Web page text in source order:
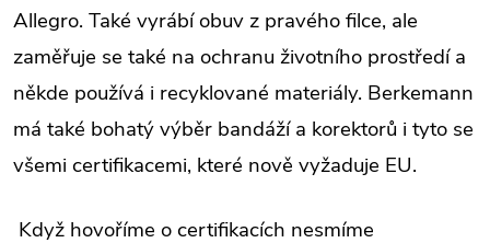
Allegro. Také vyrábí obuv z pravého filce, ale
zaměřuje se také na ochranu životního prostředí a
někde používá i recyklované materiály. Berkemann
má také bohatý výběr bandáží a korektorů i tyto se
všemi certifikacemi, které nově vyžaduje EU.
Když hovoříme o certifikacích nesmíme